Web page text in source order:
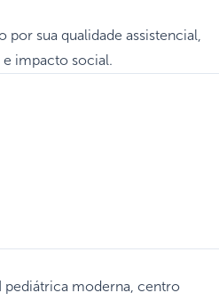
sua qualidade assistencial,
impacto social.
pediátrica moderna, centro